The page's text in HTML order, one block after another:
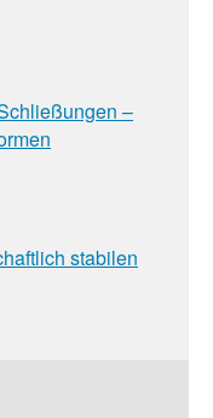
–
stabilen